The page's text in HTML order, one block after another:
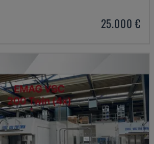
25.000 €